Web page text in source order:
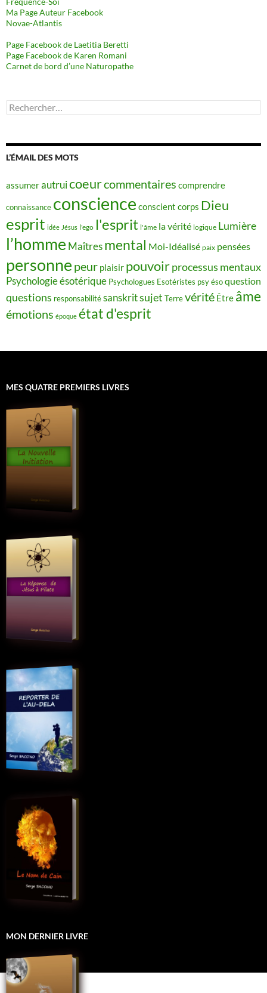
Ma Page Auteur Facebook
Novae-Atlantis
Page Facebook de Laetitia Beretti
Page Facebook de Karen Romani
Carnet de bord d’une Naturopathe
Rechercher :
L’ÉMAIL DES MOTS
assumerautruicoeurcommentaires comprendre
connaissance conscience conscient corps Dieu
esprit idée Jésus l'ego l'esprit l'âme la vérité logique Lumière
l’homme Maîtres mental Moi-Idéalisé paix pensées
personne peur plaisir pouvoirprocessus mentaux
Psychologie ésotérique Psychologues Esotéristes psy ésoquestion
questions responsabilitésanskritsujet Terrevérité Être âme
émotions époque état d'esprit
MES QUATRE PREMIERS LIVRES
MON DERNIER LIVRE